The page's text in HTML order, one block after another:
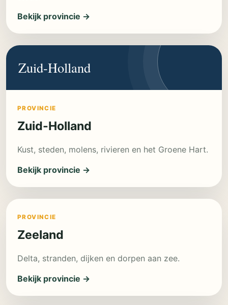
Bekijk provincie →
Zuid-Holland
PROVINCIE
Zuid-Holland
Kust, steden, molens, rivieren en het Groene Hart.
Bekijk provincie →
PROVINCIE
Zeeland
Delta, stranden, dijken en dorpen aan zee.
Bekijk provincie →